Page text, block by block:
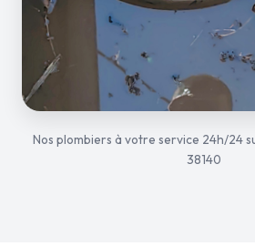
Nos plombiers à votre service 24h/24
38140